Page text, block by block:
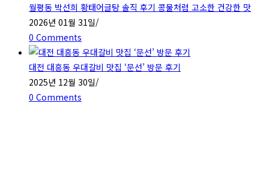
월평동 박선희 황태어글탕 솔직 후기 콩물처럼 고소한 건강한 맛
2026년 01월 31일/
0 Comments
대전 대흥동 우대갈비 맛집 ‘문선’ 방문 후기
2025년 12월 30일/
0 Comments